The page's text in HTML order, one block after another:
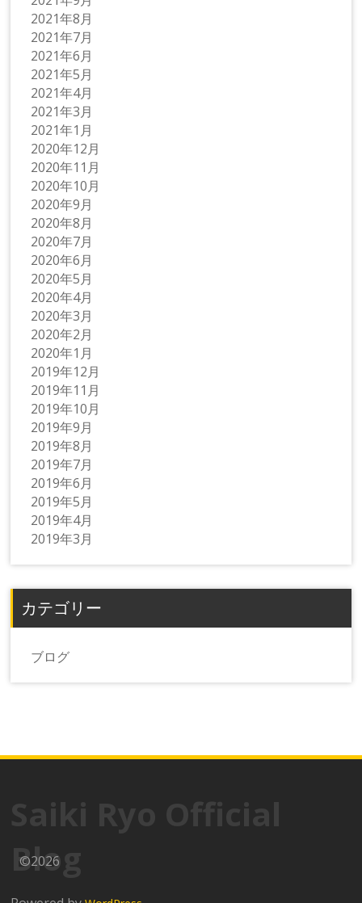
2021年8月
2021年7月
2021年6月
2021年5月
2021年4月
2021年3月
2021年1月
2020年12月
2020年11月
2020年10月
2020年9月
2020年8月
2020年7月
2020年6月
2020年5月
2020年4月
2020年3月
2020年2月
2020年1月
2019年12月
2019年11月
2019年10月
2019年9月
2019年8月
2019年7月
2019年6月
2019年5月
2019年4月
2019年3月
カテゴリー
ブログ
Saiki Ryo Official
Blog
©2026